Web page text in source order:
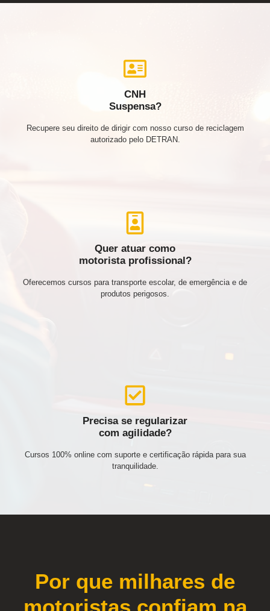
CNH
Suspensa?
Recupere seu direito de dirigir com nosso curso de reciclagem
autorizado pelo DETRAN.
Quer atuar como
motorista profissional?
Oferecemos cursos para transporte escolar, de emergência e de
produtos perigosos.
Precisa se regularizar
com agilidade?
Cursos 100% online com suporte e certificação rápida para sua
tranquilidade.
Por que milhares de